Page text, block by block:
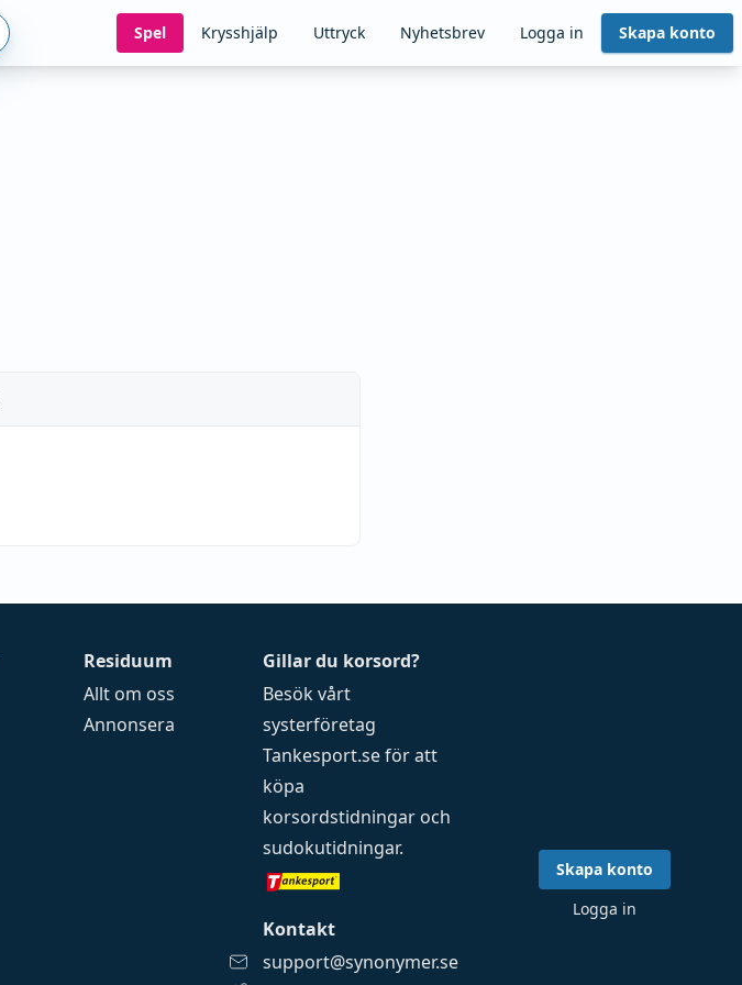
Spel Krysshjälp Uttryck Nyhetsbrev Logga in Skapa konto
Residuum
Allt om oss
Annonsera
Gillar du korsord?
Besök vårt
systerföretag
Tankesport.seför att
köpa
korsordstidningar och
sudokutidningar.
Kontakt
support@synonymer.se
Skapa konto
Logga in